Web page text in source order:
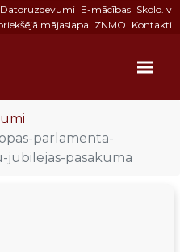
Datoruzdevumi E-mācības Skolo.lv
mājaslapa
ZNMO Kontakti
parlamenta-
jubilejas-pasakuma